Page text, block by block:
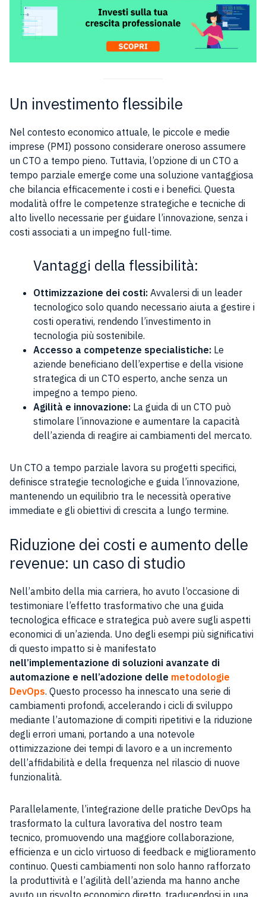
Un investimento flessibile
Nel contesto economico attuale, le piccole e medie
imprese (PMI) possono considerare oneroso assumere
un CTO a tempo pieno. Tuttavia, l’opzione di un CTO a
tempo parziale emerge come una soluzione vantaggiosa
che bilancia efficacemente i costi e i benefici. Questa
modalità offre le competenze strategiche e tecniche di
alto livello necessarie per guidare l’innovazione, senza i
costi associati a un impegno full-time.
Vantaggi della flessibilità:
Ottimizzazione dei costi: Avvalersi di un leader
tecnologico solo quando necessario aiuta a gestire i
costi operativi, rendendo l’investimento in
tecnologia più sostenibile.
Accesso a competenze specialistiche: Le
aziende beneficiano dell’expertise e della visione
strategica di un CTO esperto, anche senza un
impegno a tempo pieno.
Agilità e innovazione: La guida di un CTO può
stimolare l’innovazione e aumentare la capacità
dell’azienda di reagire ai cambiamenti del mercato.
Un CTO a tempo parziale lavora su progetti specifici,
definisce strategie tecnologiche e guida l’innovazione,
mantenendo un equilibrio tra le necessità operative
immediate e gli obiettivi di crescita a lungo termine.
Riduzione dei costi e aumento delle
revenue: un caso di studio
Nell’ambito della mia carriera, ho avuto l’occasione di
testimoniare l’effetto trasformativo che una guida
tecnologica efficace e strategica può avere sugli aspetti
economici di un’azienda. Uno degli esempi più significativi
di questo impatto si è manifestato
nell’implementazione di soluzioni avanzate di
automazione e nell’adozione delle metodologie
DevOps. Questo processo ha innescato una serie di
cambiamenti profondi, accelerando i cicli di sviluppo
mediante l’automazione di compiti ripetitivi e la riduzione
degli errori umani, portando a una notevole
ottimizzazione dei tempi di lavoro e a un incremento
dell’affidabilità e della frequenza nel rilascio di nuove
funzionalità.
Parallelamente, l’integrazione delle pratiche DevOps ha
trasformato la cultura lavorativa del nostro team
tecnico, promuovendo una maggiore collaborazione,
efficienza e un ciclo virtuoso di feedback e miglioramento
continuo. Questi cambiamenti non solo hanno rafforzato
la produttività e l’agilità dell’azienda ma hanno anche